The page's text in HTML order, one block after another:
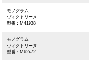
モノグラム
ヴィクトリーヌ
型番：M41938
モノグラム
ヴィクトリーヌ
型番：M62472